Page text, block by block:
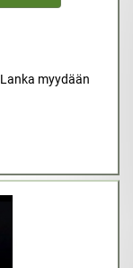
myydään